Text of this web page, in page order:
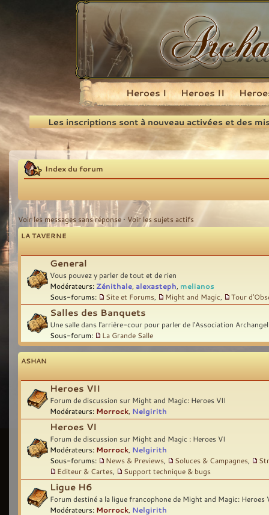
Recherche
Heroes I Heroes II
Les inscriptions sont à nouveau activées et des
Index du forum
Voir les messages sans réponse • Voir les sujets actifs
LA TAVERNE
General
Vous pouvez y parler de tout et de rien
Modérateurs: Zénithale alexasteph melianos
Sous-forums:
Site et Forums Might and Magic Tour
Salles des Banquets
Une salle dans l'arrière-cour pour parler de l'Association
Sous-forum:
La Grande Salle
ASHAN
Heroes VII
Forum de discussion sur Might and Magic: Heroes VII
Modérateurs: Morrock Nelgirith
Heroes VI
Forum de discussion sur Might and Magic : Heroes VI
Modérateurs: Morrock Nelgirith
Sous-forums:
News & Previews Soluces & Campagnes
Editeur & Cartes
Support technique & bugs
Ligue H6
Forum destiné a la ligue francophone de Might and Magic: Heroes
Modérateurs: Morrock Nelgirith